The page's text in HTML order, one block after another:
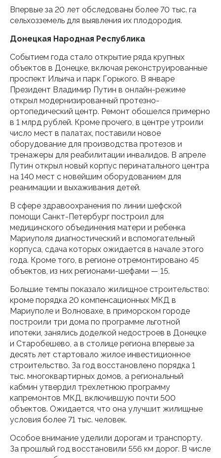
Впервые за 20 лет обследованы более 70 тыс. га
сельхозземель для выявления их плодородия.
Донецкая Народная Республика
Событием года стало открытие ряда крупных
объектов в Донецке, включая реконструированные
проспект Ильича и парк Горького. В январе
Президент Владимир Путин в онлайн-режиме
открыл модернизированный протезно-
ортопедический центр. Ремонт обошелся примерно
в 1 млрд рублей. Кроме прочего, в центре утроили
число мест в палатах, поставили новое
оборудование для производства протезов и
тренажеры для реабилитации инвалидов. В апреле
Путин открыл новый корпус перинатального центра
на 140 мест с новейшим оборудованием для
реанимации и выхаживания детей.
В сфере здравоохранения по линии шефской
помощи Санкт-Петербург построил для
медицинского объединения матери и ребенка
Мариуполя диагностический и вспомогательный
корпуса, сдача которых ожидается в начале этого
года. Кроме того, в регионе отремонтировано 45
объектов, из них регионами-шефами — 15.
Большие темпы показало жилищное строительство:
кроме порядка 20 компенсационных МКД в
Мариуполе и Волновахе, в приморском городе
построили три дома по программе льготной
ипотеки, занялись доделкой недостроев в Донецке
и Старобешево, а в столице региона впервые за
десять лет стартовало жилое инвестиционное
строительство. За год восстановлено порядка 1
тыс. многоквартирных домов, а региональный
кабмин утвердил трехлетнюю программу
капремонтов МКД, включившую почти 500
объектов. Ожидается, что она улучшит жилищные
условия более 71 тыс. человек.
Особое внимание уделили дорогам и транспорту.
За прошлый год восстановили 556 км дорог. В числе